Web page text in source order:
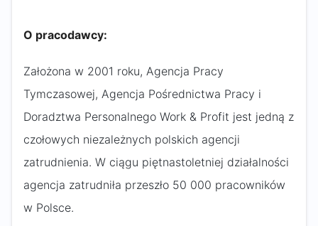
O pracodawcy:
Założona w 2001 roku, Agencja Pracy
Tymczasowej, Agencja Pośrednictwa Pracy i
Doradztwa Personalnego Work & Profit jest jedną z
czołowych niezależnych polskich agencji
zatrudnienia. W ciągu piętnastoletniej działalności
agencja zatrudniła przeszło 50 000 pracowników
w Polsce.